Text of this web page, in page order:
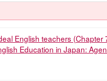
English teachers (Chapter
Education in Japan: